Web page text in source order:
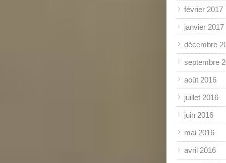
février 2017
janvier 2017
décembre
septembre
août 2016
juillet 2016
juin 2016
mai 2016
avril 2016